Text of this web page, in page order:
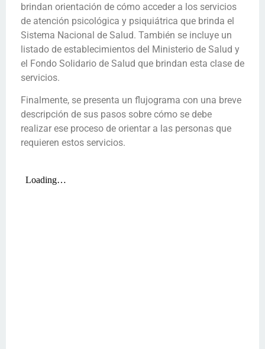
brindan orientación de cómo acceder a los servicios
de atención psicológica y psiquiátrica que brinda el
Sistema Nacional de Salud. También se incluye un
listado de establecimientos del Ministerio de Salud y
el Fondo Solidario de Salud que brindan esta clase de
servicios.
Finalmente, se presenta un flujograma con una breve
descripción de sus pasos sobre cómo se debe
realizar ese proceso de orientar a las personas que
requieren estos servicios.